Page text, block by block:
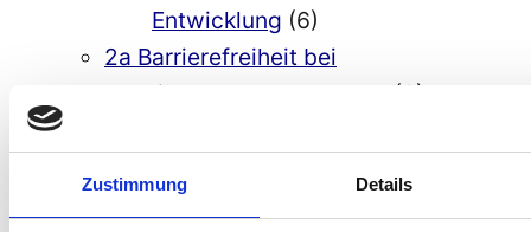
Zustimmung Details
Entwicklung (6)
2a Barrierefreiheit bei
Entwicklungsumgebungen
(9)